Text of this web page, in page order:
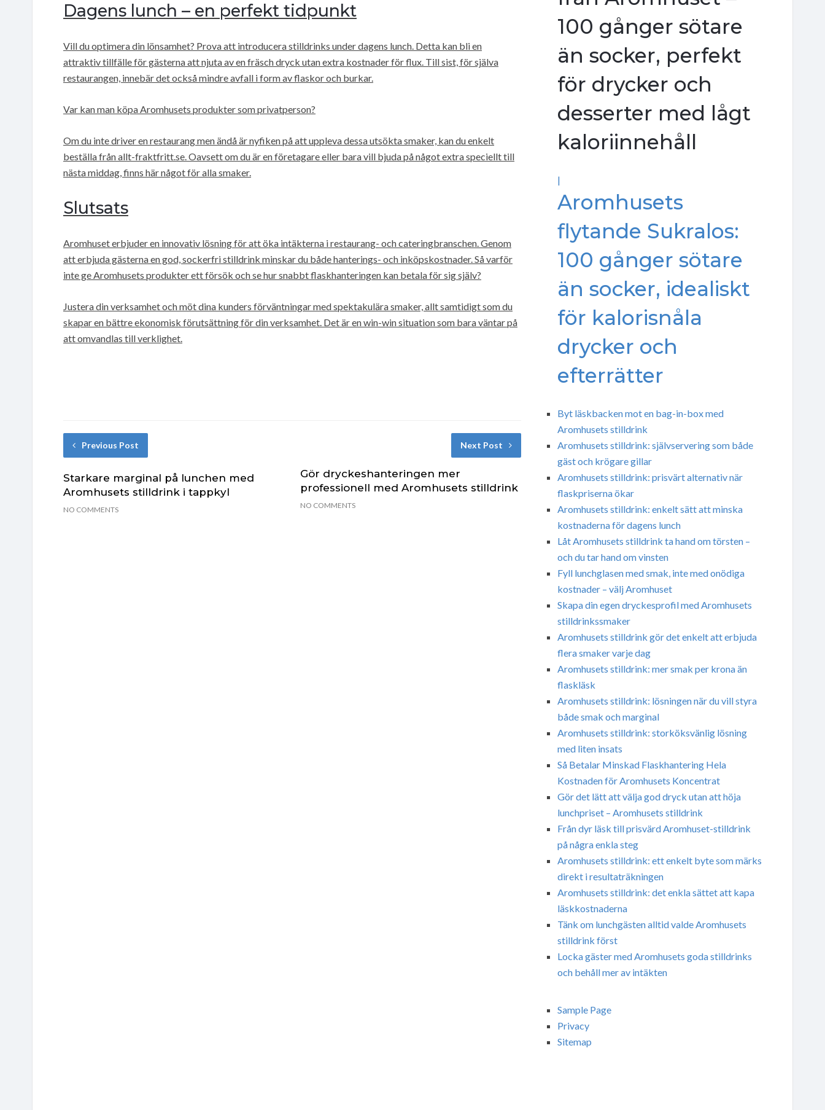
Dagens lunch – en perfekt tidpunkt
Vill du optimera din lönsamhet? Prova att introducera stilldrinks under dagens lunch. Detta kan bli en
attraktiv tillfälle för gästerna att njuta av en fräsch dryck utan extra kostnader för flux. Till sist, för själva
restaurangen, innebär det också mindre avfall i form av flaskor och burkar.
Var kan man köpa Aromhusets produkter som privatperson?
Om du inte driver en restaurang men ändå är nyfiken på att uppleva dessa utsökta smaker, kan du enkelt
beställa från allt-fraktfritt.se. Oavsett om du är en företagare eller bara vill bjuda på något extra speciellt till
nästa middag, finns här något för alla smaker.
Slutsats
Aromhuset erbjuder en innovativ lösning för att öka intäkterna i restaurang- och cateringbranschen. Genom
att erbjuda gästerna en god, sockerfri stilldrink minskar du både hanterings- och inköpskostnader. Så varför
inte ge Aromhusets produkter ett försök och se hur snabbt flaskhanteringen kan betala för sig själv?
Justera din verksamhet och möt dina kunders förväntningar med spektakulära smaker, allt samtidigt som du
skapar en bättre ekonomisk förutsättning för din verksamhet. Det är en win-win situation som bara väntar på
att omvandlas till verklighet.
Previous Post
Starkare marginal på lunchen med
Aromhusets stilldrink i tappkyl
NO COMMENTS
Next Post
Gör dryckeshanteringen mer
professionell med Aromhusets stilldrink
NO COMMENTS
100 gånger sötare
än socker, perfekt
för drycker och
desserter med lågt
kaloriinnehåll
|
Aromhusets
flytande Sukralos:
100 gånger sötare
än socker, idealiskt
för kalorisnåla
drycker och
efterrätter
Byt läskbacken mot en bag-in-box med
Aromhusets stilldrink
Aromhusets stilldrink: självservering som både
gäst och krögare gillar
Aromhusets stilldrink: prisvärt alternativ när
flaskpriserna ökar
Aromhusets stilldrink: enkelt sätt att minska
kostnaderna för dagens lunch
Låt Aromhusets stilldrink ta hand om törsten –
och du tar hand om vinsten
Fyll lunchglasen med smak, inte med onödiga
kostnader – välj Aromhuset
Skapa din egen dryckesprofil med Aromhusets
stilldrinkssmaker
Aromhusets stilldrink gör det enkelt att erbjuda
flera smaker varje dag
Aromhusets stilldrink: mer smak per krona än
flaskläsk
Aromhusets stilldrink: lösningen när du vill styra
både smak och marginal
Aromhusets stilldrink: storköksvänlig lösning
med liten insats
Så Betalar Minskad Flaskhantering Hela
Kostnaden för Aromhusets Koncentrat
Gör det lätt att välja god dryck utan att höja
lunchpriset – Aromhusets stilldrink
Från dyr läsk till prisvärd Aromhuset-stilldrink
på några enkla steg
Aromhusets stilldrink: ett enkelt byte som märks
direkt i resultaträkningen
Aromhusets stilldrink: det enkla sättet att kapa
läskkostnaderna
Tänk om lunchgästen alltid valde Aromhusets
stilldrink först
Locka gäster med Aromhusets goda stilldrinks
och behåll mer av intäkten
Sample Page
Privacy
Sitemap